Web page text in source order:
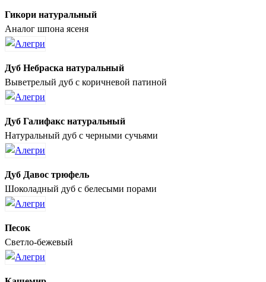
Гикори натуральный
Аналог шпона ясеня
Дуб Небраска натуральный
Выветрелый дуб с коричневой патиной
Дуб Галифакс натуральный
Натуральный дуб с черными сучьями
Дуб Давос трюфель
Шоколадный дуб с белесыми порами
Песок
Светло-бежевый